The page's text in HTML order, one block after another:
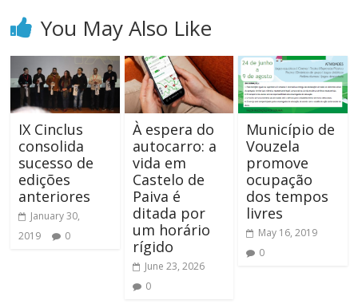
You May Also Like
IX Cinclus
consolida
sucesso de
edições
anteriores
January 30,
2019
0
À espera do
autocarro: a
vida em
Castelo de
Paiva é
ditada por
um horário
rígido
June 23, 2026
0
Município de
Vouzela
promove
ocupação
dos tempos
livres
May 16, 2019
0